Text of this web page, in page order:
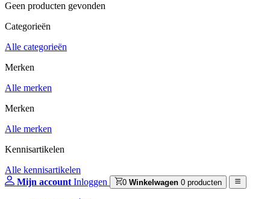
Geen producten gevonden
Categorieën
Alle categorieën
Merken
Alle merken
Merken
Alle merken
Kennisartikelen
Alle kennisartikelen
Mijn account Inloggen 0 Winkelwagen 0 producten